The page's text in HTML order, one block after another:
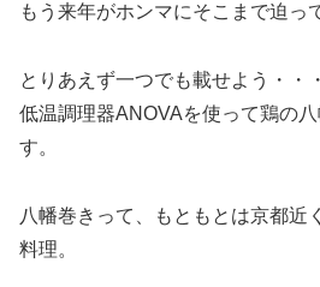
もう来年がホンマにそこまで迫っ
とりあえず一つでも載せよう・・
低温調理器ANOVAを使って鶏の
す。
八幡巻きって、もともとは京都近
料理。